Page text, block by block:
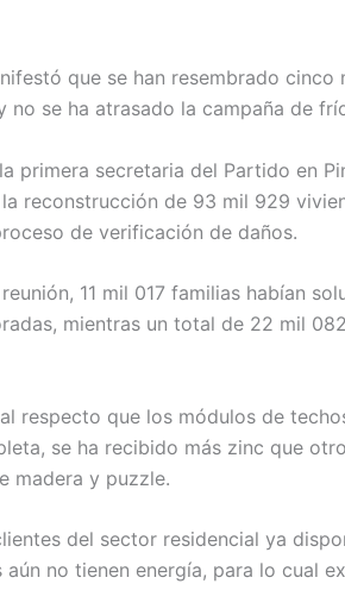
que se han resembrado cinco
no se ha atrasado la campaña de
primera secretaria del Partido en
reconstrucción de 93 mil 929
de verificación de daños.
11 mil 017 familias habían
mientras un total de 22 mil
respecto que los módulos de
se ha recibido más zinc que
madera y puzzle.
del sector residencial ya
no tienen energía, para lo cual